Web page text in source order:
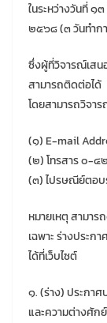
ในระหว่างวันที่
๒๕๖๘ (๓ วันทำก
ซึ่งผู้ที่วิจารณ์เสน
สามารถติดต่อได้
โดยสามารถวิจา
(๑) E-mail
(๒) โทรสาร ๐-
(๓) ไปรษณีย์ตอ
หมายเหตุ สามา
เฉพาะ ร่างประก
ได้ที่เว็บไซต์
๑. (ร่าง) ประกาศ
และความต่างศัก